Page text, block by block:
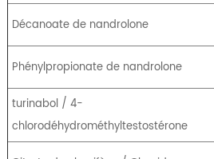
Décanoate de nandrolone
Phénylpropionate de nandrolone
turinabol / 4-
chlorodéhydrométhyltestostérone